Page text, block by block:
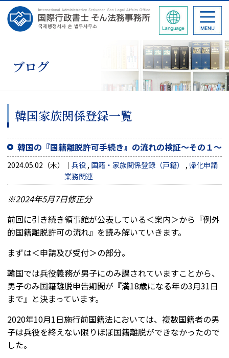
ブログ
韓国家族関係登録一覧
韓国の『国籍離脱許可手続き』の流れの検証～その１～
2024.05.02（木） 兵役 , 国籍・家族関係登録（戸籍） , 帰化申請
業務関連
※2024年5月7日修正分
前回に引き続き領事館が公表している＜案内＞から『例外
的国籍離脱許可の流れ』を読み解いていきます。
まずは＜申請及び受付＞の部分。
韓国では兵役義務が男子にのみ課されていますことから、
男子のみ国籍離脱申告期間が『満18歳になる年の3月31日
まで』と決まっています。
2020年10月1日施行前国籍法においては、複数国籍者の男
子は兵役を終えない限りほぼ国籍離脱ができなかったので
した。